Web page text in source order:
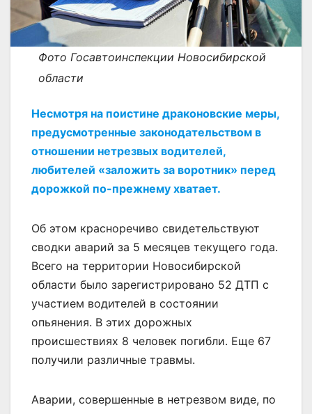
Фото Госавтоинспекции Новосибирской
области
Несмотря на поистине драконовские меры,
предусмотренные законодательством в
отношении нетрезвых водителей,
любителей «заложить за воротник» перед
дорожкой по-прежнему хватает.
Об этом красноречиво свидетельствуют
сводки аварий за 5 месяцев текущего года.
Всего на территории Новосибирской
области было зарегистрировано 52 ДТП с
участием водителей в состоянии
опьянения. В этих дорожных
происшествиях 8 человек погибли. Еще 67
получили различные травмы.
Аварии, совершенные в нетрезвом виде, по